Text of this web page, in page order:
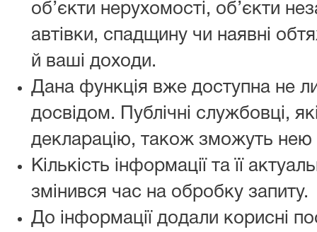
об’єкти нерухомості, об’єкти
автівки, спадщину чи наявні
й ваші доходи.
Дана функція вже доступна не
досвідом. Публічні службовці,
декларацію, також зможуть нею
Кількість інформації та її
змінився час на обробку запиту.
До інформації додали корисні